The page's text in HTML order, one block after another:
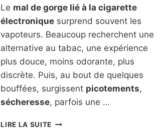
Le mal de gorge lié à la cigarette
électronique surprend souvent les
vapoteurs. Beaucoup recherchent une
alternative au tabac, une expérience
plus douce, moins odorante, plus
discrète. Puis, au bout de quelques
bouffées, surgissent picotements,
sécheresse, parfois une …
LIRE LA SUITE MAL